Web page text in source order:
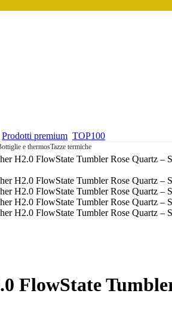
Prodotti premium TOP100
e thermosTazze termiche
FlowState